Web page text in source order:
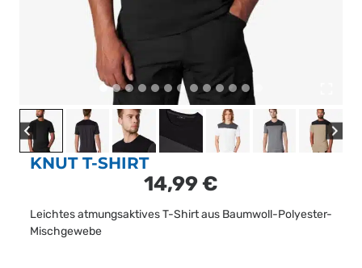
KNUT T-SHIRT
14,99€
Leichtes atmungsaktives T-Shirt aus Baumwoll-Polyester-
Mischgewebe